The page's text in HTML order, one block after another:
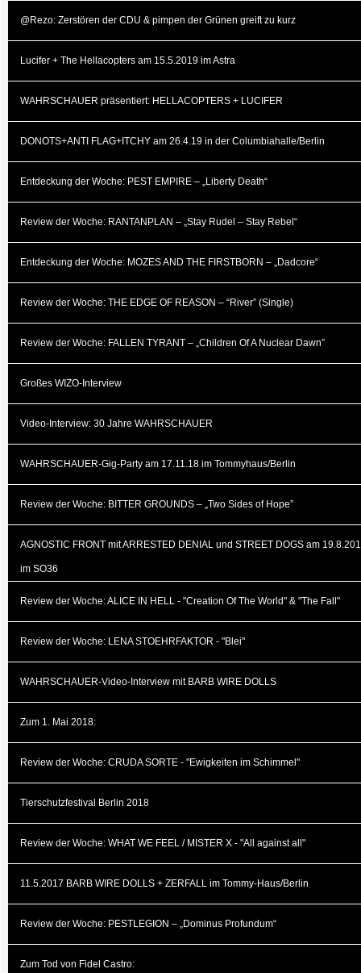
@Rezo: Zerstören der CDU & pimpen der Grünen greift zu kurz
Lucifer + The Hellacopters am 15.5.2019 im Astra
WAHRSCHAUER präsentiert: HELLACOPTERS + LUCIFER
DONOTS+ANTI FLAG+ITCHY am 26.4.19 in der Columbiahalle/Berlin
Entdeckung der Woche: PEST EMPIRE – „Liberty Death“
Review der Woche: RANTANPLAN – „Stay Rudel – Stay Rebel“
Entdeckung der Woche: MOZES AND THE FIRSTBORN – „Dadcore“
Review der Woche: THE EDGE OF REASON – “River” (Single)
Review der Woche: FALLEN TYRANT – „Children Of A Nuclear Dawn”
Großes WIZO-Interview
Video-Interview: 30 Jahre WAHRSCHAUER
WAHRSCHAUER-Gig-Party am 17.11.18 im Tommyhaus/Berlin
Review der Woche: BITTER GROUNDS – „Two Sides of Hope”
AGNOSTIC FRONT mit ARRESTED DENIAL und STREET DOGS am
im SO36
Review der Woche: ALICE IN HELL - "Creation Of The World" & "The Fall"
Review der Woche: LENA STOEHRFAKTOR - "Blei"
WAHRSCHAUER-Video-Interview mit BARB WIRE DOLLS
Zum 1. Mai 2018:
Review der Woche: CRUDA SORTE - "Ewigkeiten im Schimmel"
Tierschutzfestival Berlin 2018
Review der Woche: WHAT WE FEEL / MISTER X - "All against all"
11.5.2017 BARB WIRE DOLLS + ZERFALL im Tommy-Haus/Berlin
Review der Woche: PESTLEGION – „Dominus Profundum“
Zum Tod von Fidel Castro: